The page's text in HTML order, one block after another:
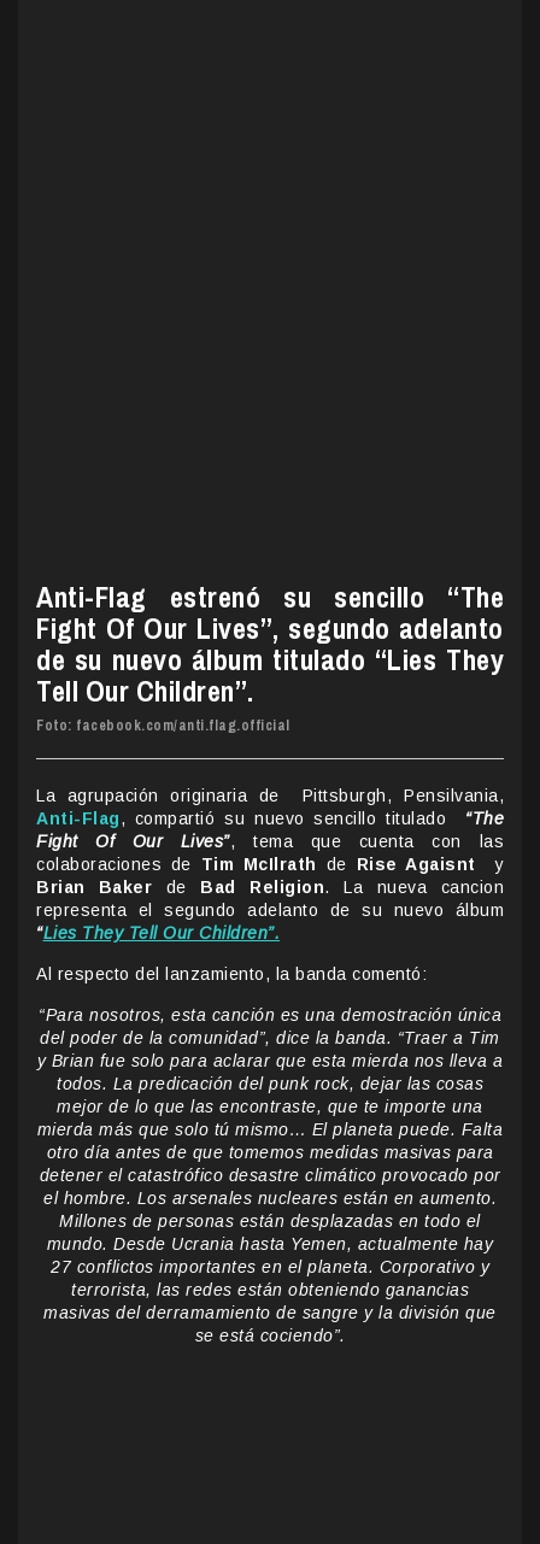
Anti-Flag estrenó su sencillo “The
Fight Of Our Lives”, segundo adelanto
de su nuevo álbum titulado “Lies They
Tell Our Children”.
Foto: facebook.com/anti.flag.official
La agrupación originaria de Pittsburgh, Pensilvania,
Anti-Flag, compartió su nuevo sencillo titulado “The
Fight Of Our Lives”, tema que cuenta con las
colaboraciones de Tim McIlrath de Rise Agaisnt
y
Brian Baker de Bad Religion. La nueva cancion
representa el segundo adelanto de su nuevo álbum
“Lies They Tell Our Children”.
Al respecto del lanzamiento, la banda comentó:
“Para nosotros, esta canción es una demostración única
del poder de la comunidad”, dice la banda. “Traer a Tim
y Brian fue solo para aclarar que esta mierda nos lleva a
todos. La predicación del punk rock, dejar las cosas
mejor de lo que las encontraste, que te importe una
mierda más que solo tú mismo… El planeta puede. Falta
otro día antes de que tomemos medidas masivas para
detener el catastrófico desastre climático provocado por
el hombre. Los arsenales nucleares están en aumento.
Millones de personas están desplazadas en todo el
mundo. Desde Ucrania hasta Yemen, actualmente hay
27 conflictos importantes en el planeta. Corporativo y
terrorista, las redes están obteniendo ganancias
masivas del derramamiento de sangre y la división que
se está cociendo”.